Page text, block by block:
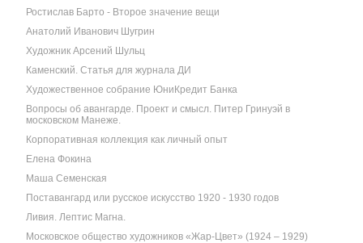
Ростислав Барто - Второе значение вещи
Анатолий Иванович Шугрин
Художник Арсений Шульц
Каменский. Статья для журнала ДИ
Художественное собрание ЮниКредит Банка
Вопросы об авангарде. Проект и смысл. Питер Гринуэй в
московском Манеже.
Корпоративная коллекция как личный опыт
Елена Фокина
Маша Семенская
Поставангард или русское искусство 1920 - 1930 годов
Ливия. Лептис Магна.
Московское общество художников «Жар-Цвет» (1924 – 1929)